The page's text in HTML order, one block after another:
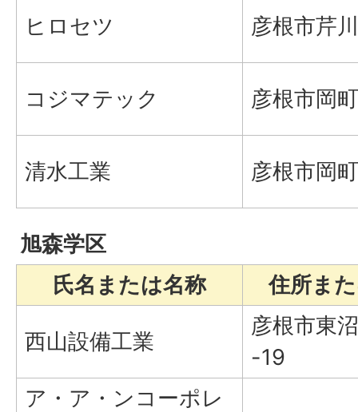
ヒロセツ 彦根市芹
コジマテック 彦根市岡
清水工業 彦根市岡
旭森学区
氏名または名称
住所ま
西山設備工業
彦根市東
-19
ア・ア・ンコーポレ